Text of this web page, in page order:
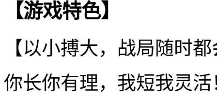
【游戏特色】
【以小搏大，战局随时
你长你有理，我短我灵